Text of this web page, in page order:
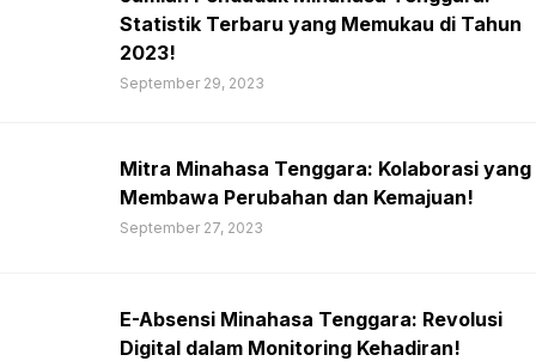
Statistik Terbaru yang Memukau di Tahun
2023!
September 29, 2023
Mitra Minahasa Tenggara: Kolaborasi yang
Membawa Perubahan dan Kemajuan!
September 27, 2023
E-Absensi Minahasa Tenggara: Revolusi
Digital dalam Monitoring Kehadiran!